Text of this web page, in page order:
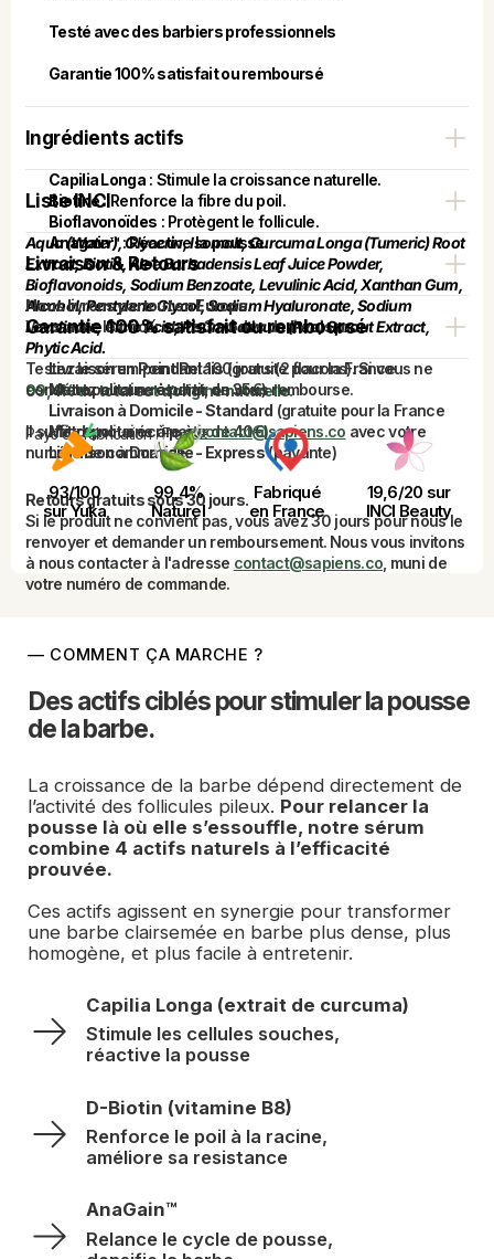
Testé avec des barbiers professionnels
Garantie 100% satisfait ou remboursé
Ingrédients actifs
Capilia Longa: Stimule la croissance naturelle.
Biotine: Renforce la fibre du poil.
Bioflavonoïdes : Protègent le follicule.
Anagain™: Réactive la pousse.
Liste INCI
Aqua (Water), Glycerin, Isomalt, Curcuma Longa (Tumeric) Root
Extract, Biotin, Aloe Barbadensis Leaf Juice Powder,
Bioflavonoids, Sodium Benzoate, Levulinic Acid, Xanthan Gum,
Alcohol, Pentylene Glycol, Sodium Hyaluronate, Sodium
Levulinate, Citric Acid, Pisum Sativum (Pea) Sprout Extract,
Phytic Acid.
99,4% du total est d’origine naturelle.
Pays de fabrication : France
Livraison & Retours
Nous livrons partout en Europe.
Vous avez le choix entre 3 modes de livraison :
Livraison en Point Relais(gratuite pour la France
Métropolitaine à partir de 35€)
Livraison à Domicile - Standard (gratuite pour la France
Métropolitaine à partir de 40€)
Livraison à Domicile - Express(payante)
Retours gratuits sous 30 jours.
Si le produit ne convient pas, vous avez 30 jours pour nous le
renvoyer et demander un remboursement. Nous vous invitons
à nous contacter à l'adresse contact@sapiens.co , muni de
votre numéro de commande.
Garantie 100% satisfait ou remboursé
Testez le sérum pendant 100 jours (2 flacons). Si vous ne
constatez aucun résultat, on vous rembourse.
Il suffit de nous écrire à contact@sapiens.co avec votre
numéro de commande.
93/100
sur Yuka
99,4%
Naturel
Fabriqué
en France
19,6/20 sur
INCI Beauty
Des actifs ciblés pour stimuler la pousse
de la barbe.
— COMMENT ÇA MARCHE ?
La croissance de la barbe dépend directement de
l’activité des follicules pileux. Pour relancer la
pousse là où elle s’essouffle, notre sérum
combine 4 actifs naturels à l’efficacité
prouvée.
Ces actifs agissent en synergie pour transformer
une barbe clairsemée en barbe plus dense, plus
homogène, et plus facile à entretenir.
AnaGain™
Capilia Longa (extrait de curcuma)
D-Biotin (vitamine B8)
Relance le cycle de pousse,
Stimule les cellules souches,
réactive la pousse
Renforce le poil à la racine,
améliore sa resistance